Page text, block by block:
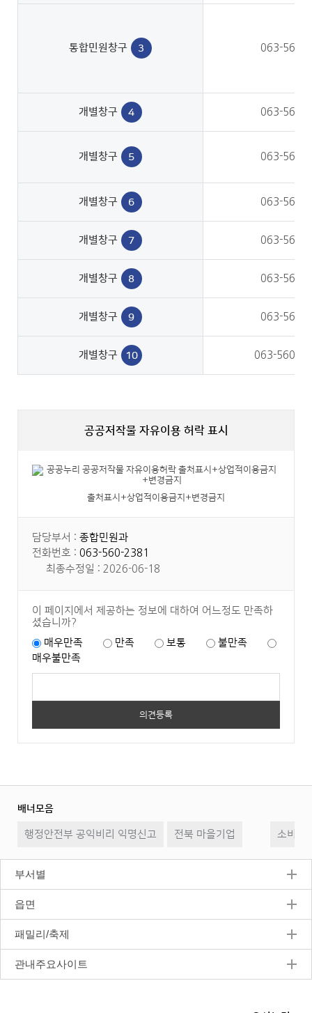
통합민원창구 3 063-560-
개별창구 4 063-560-
개별창구 5 063-560-
개별창구 6 063-560-
개별창구 7 063-560-
개별창구 8 063-560-
개별창구 9 063-560-
개별창구 10 063-560-
공공저작물 자유이용 허락 표시
출처표시+상업적이용금지+변경금지
담당부서 : 종합민원과
전화번호 : 063-560-2381
최종수정일 : 2026-06-18
이 페이지에서 제공하는 정보에 대하여 어느정도 만족하
셨습니까?
매우만족
만족 보통
불만족
매우불만족
배너모음
시
지
음
행정안전부 공익비리 익명신고 전북 마을기업 소비자
부서별
읍면
패밀리/축제
관내주요사이트